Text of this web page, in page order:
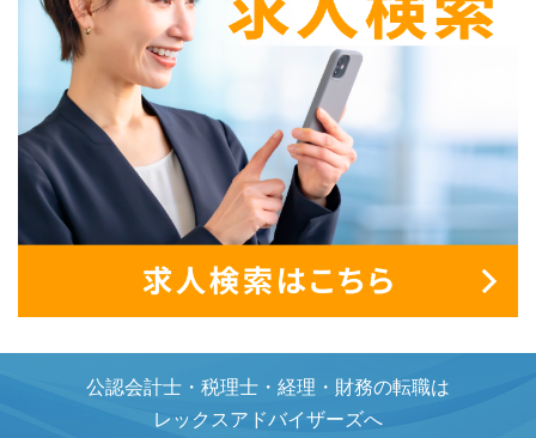
公認会計士・税理士・経理・財務の転職は
レックスアドバイザーズへ